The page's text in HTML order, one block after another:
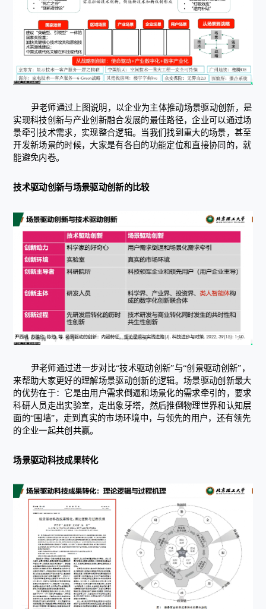
尹老师通过上图说明，以企业为主体推动场景驱动创新，是
实现科技创新与产业创新融合发展的最佳路径，企业可以通过场
景牵引技术需求，实现整合逻辑。当我们找到重大的场景，甚至
开发新场景的时候，大家是有各自的功能定位和直接协同的，就
能避免内卷。
技术驱动创新与场景驱动创新的比较
尹老师通过进一步对比“技术驱动创新”与“创景驱动创新”，
来帮助大家更好的理解场景驱动创新的逻辑。场景驱动创新最大
的优势在于：它是由用户需求倒逼和场景化的需求牵引的，要求
科研人员走出实验室，走出象牙塔，然后推倒物理世界和认知层
面的“围墙”，走到真实的市场环境中，与领先的用户，还有领先
的企业一起共创共赢。
场景驱动科技成果转化